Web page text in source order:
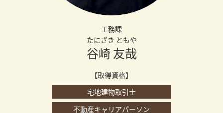
工務課
たにざき ともや
谷崎 友哉
【取得資格】
宅地建物取引士
不動産キャリアパーソン